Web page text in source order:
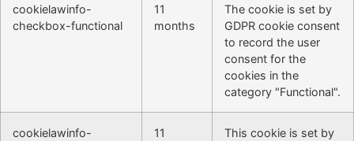
cookielawinfo-
checkbox-functional
11
months
The cookie is set by
GDPR cookie consent
to record the user
consent for the
cookies in the
category "Functional".
cookielawinfo-
11
This cookie is set by